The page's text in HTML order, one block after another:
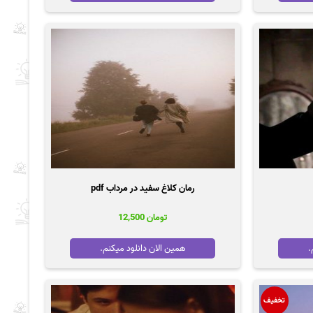
رمان کلاغ سفید در مرداب pdf
تومان
همین الان دانلود میکنم.
تخفیف